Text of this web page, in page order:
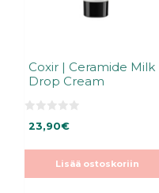
Coxir | Ceramide Milk
Drop Cream
0
5
s
23,90€
Lisää ostoskoriin